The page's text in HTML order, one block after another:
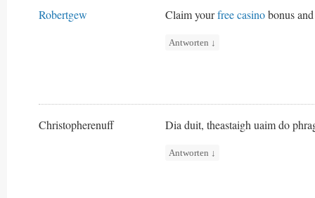
Robertgew Claim yourfree casinobonus
Antworten ↓
Christopherenuff Dia duit, theastaigh uaim do
Antworten ↓